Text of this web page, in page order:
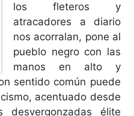
los fleteros y
atracadores a diario
nos acorralan, pone al
pueblo negro con las
manos en alto y
sentido común puede
acentuado desde
élite